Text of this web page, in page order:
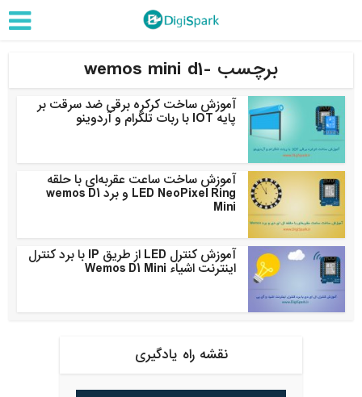
برچسب -wemos mini d1
آموزش ساخت کرکره برقی ضد سرقت بر
پایه IOT با ربات تلگرام و آردوینو
آموزش ساخت ساعت عقربه‌ای با حلقه
LED NeoPixel Ring و برد wemos D1
Mini
آموزش کنترل LED از طریق IP با برد کنترل
اینترنت اشیاء Wemos D1 Mini
نقشه راه یادگیری